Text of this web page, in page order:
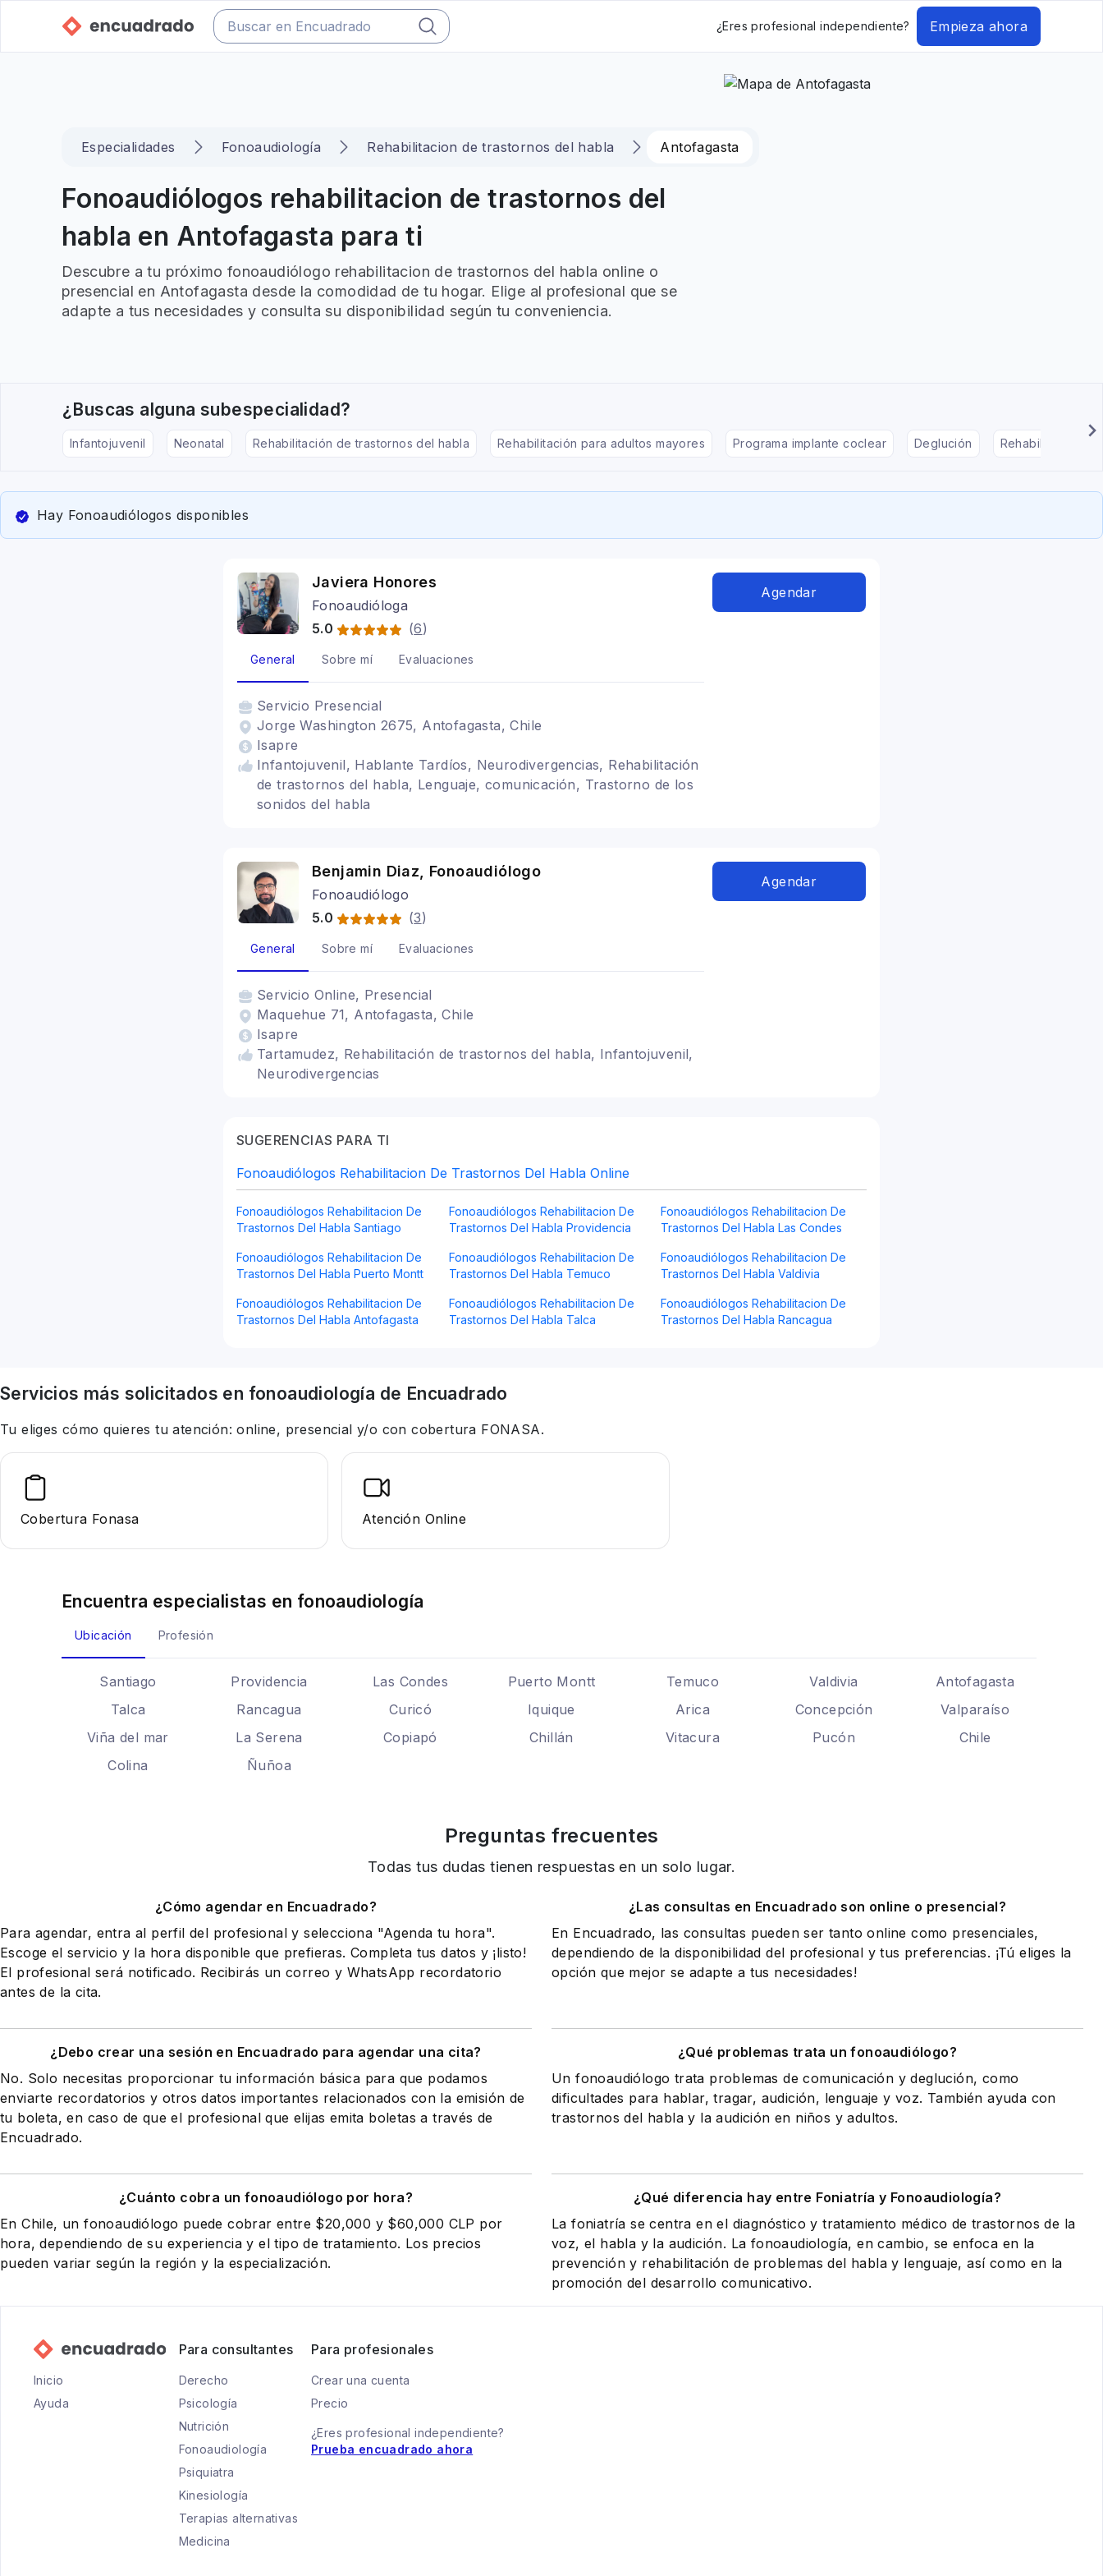
¿Eres profesional independiente? Empieza ahora
Especialidades Fonoaudiología Rehabilitacion de trastornos del habla Antofagasta
Fonoaudiólogos rehabilitacion de trastornos del
habla en Antofagasta para ti
Descubre a tu próximo fonoaudiólogo rehabilitacion de trastornos del habla online o
presencial en Antofagasta desde la comodidad de tu hogar. Elige al profesional que se
adapte a tus necesidades y consulta su disponibilidad según tu conveniencia.
¿Buscas alguna subespecialidad?
Infantojuvenil Neonatal Rehabilitación de trastornos del habla Rehabilitación para adultos mayores Programa implante coclear Deglución Rehabilitación
Hay Fonoaudiólogos disponibles
Javiera Honores
Fonoaudióloga
5.0
(6)
General Sobre mí Evaluaciones
Servicio Presencial
Jorge Washington 2675, Antofagasta, Chile
Isapre
Infantojuvenil, Hablante Tardíos, Neurodivergencias, Rehabilitación
de trastornos del habla, Lenguaje, comunicación, Trastorno de los
sonidos del habla
Agendar
Benjamin Diaz, Fonoaudiólogo
Fonoaudiólogo
5.0
(3)
General Sobre mí Evaluaciones
Servicio Online, Presencial
Maquehue 71, Antofagasta, Chile
Isapre
Tartamudez, Rehabilitación de trastornos del habla, Infantojuvenil,
Neurodivergencias
Agendar
SUGERENCIAS PARA TI
Fonoaudiólogos Rehabilitacion De Trastornos Del Habla Online
Fonoaudiólogos Rehabilitacion De
Trastornos Del Habla Santiago
Fonoaudiólogos Rehabilitacion De
Trastornos Del Habla Providencia
Fonoaudiólogos Rehabilitacion De
Trastornos Del Habla Las Condes
Fonoaudiólogos Rehabilitacion De
Trastornos Del Habla Puerto Montt
Fonoaudiólogos Rehabilitacion De
Trastornos Del Habla Temuco
Fonoaudiólogos Rehabilitacion De
Trastornos Del Habla Valdivia
Fonoaudiólogos Rehabilitacion De
Trastornos Del Habla Antofagasta
Fonoaudiólogos Rehabilitacion De
Trastornos Del Habla Talca
Fonoaudiólogos Rehabilitacion De
Trastornos Del Habla Rancagua
Servicios más solicitados en fonoaudiología de Encuadrado
Tu eliges cómo quieres tu atención: online, presencial y/o con cobertura FONASA.
Cobertura Fonasa Atención Online
Encuentra especialistas en fonoaudiología
Ubicación Profesión
Santiago Providencia Las Condes Puerto Montt Temuco Valdivia
Antofagasta
Talca
Rancagua Curicó Iquique Arica Concepción
Valparaíso
Viña del mar
La Serena Copiapó Chillán Vitacura Pucón
Chile
Colina
Ñuñoa
Preguntas frecuentes
Todas tus dudas tienen respuestas en un solo lugar.
¿Cómo agendar en Encuadrado?
Para agendar, entra al perfil del profesional y selecciona "Agenda tu hora".
Escoge el servicio y la hora disponible que prefieras. Completa tus datos y ¡listo!
El profesional será notificado. Recibirás un correo y WhatsApp recordatorio
antes de la cita.
¿Las consultas en Encuadrado son online o presencial?
En Encuadrado, las consultas pueden ser tanto online como presenciales,
dependiendo de la disponibilidad del profesional y tus preferencias. ¡Tú eliges la
opción que mejor se adapte a tus necesidades!
¿Debo crear una sesión en Encuadrado para agendar una cita?
No. Solo necesitas proporcionar tu información básica para que podamos
enviarte recordatorios y otros datos importantes relacionados con la emisión de
tu boleta, en caso de que el profesional que elijas emita boletas a través de
Encuadrado.
¿Qué problemas trata un fonoaudiólogo?
Un fonoaudiólogo trata problemas de comunicación y deglución, como
dificultades para hablar, tragar, audición, lenguaje y voz. También ayuda con
trastornos del habla y la audición en niños y adultos.
¿Cuánto cobra un fonoaudiólogo por hora?
En Chile, un fonoaudiólogo puede cobrar entre $20,000 y $60,000 CLP por
hora, dependiendo de su experiencia y el tipo de tratamiento. Los precios
pueden variar según la región y la especialización.
¿Qué diferencia hay entre Foniatría y Fonoaudiología?
La foniatría se centra en el diagnóstico y tratamiento médico de trastornos de la
voz, el habla y la audición. La fonoaudiología, en cambio, se enfoca en la
prevención y rehabilitación de problemas del habla y lenguaje, así como en la
promoción del desarrollo comunicativo.
Inicio
Ayuda
Para consultantes
Derecho
Psicología
Nutrición
Fonoaudiología
Psiquiatra
Kinesiología
Terapias alternativas
Medicina
Para profesionales
Crear una cuenta
Precio
¿Eres profesional independiente?
Prueba encuadrado ahora